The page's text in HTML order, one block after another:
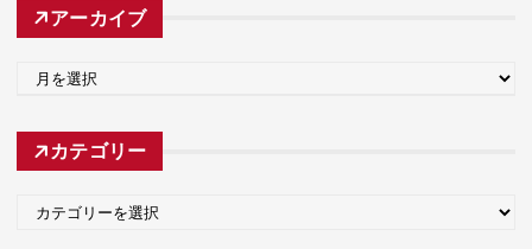
アーカイブ
カ
カテゴリー